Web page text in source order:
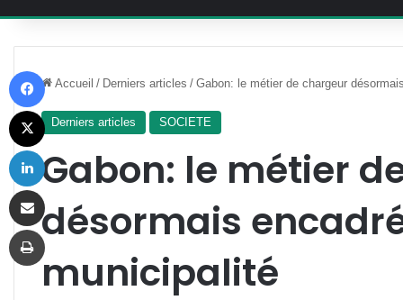
Accueil / Derniers articles / Gabon: le métier de chargeur
Derniers articles SOCIETE
Gabon: le métier
désormais
municipalité
X
Imprimer